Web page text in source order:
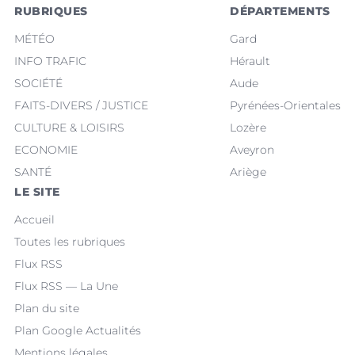
RUBRIQUES
MÉTÉO
INFO TRAFIC
SOCIÉTÉ
FAITS-DIVERS / JUSTICE
CULTURE & LOISIRS
ECONOMIE
SANTÉ
DÉPARTEMENTS
Gard
Hérault
Aude
Pyrénées-Orientales
Lozère
Aveyron
Ariège
LE SITE
Accueil
Toutes les rubriques
Flux RSS
Flux RSS — La Une
Plan du site
Plan Google Actualités